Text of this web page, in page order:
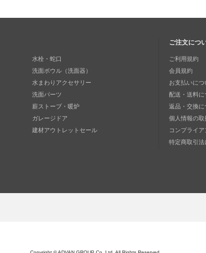
水栓・蛇口
洗面ボウル（洗面器）
水まわりアクセサリー
洗面パーツ
薪ストーブ・暖炉
ガレージドア
建材アウトレットセール
ご注文につ
ご利用規約
会員規約
お支払いにつ
配送・送料に
返品・交換に
個人情報の
コンプライ
特定商取引